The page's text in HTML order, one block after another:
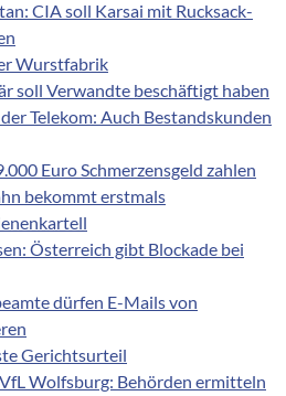
CIA soll Karsai mit Rucksack-
Wurstfabrik
soll Verwandte beschäftigt haben
Telekom: Auch Bestandskunden
Euro Schmerzensgeld zahlen
bekommt erstmals
Österreich gibt Blockade bei
dürfen E-Mails von
Gerichtsurteil
Wolfsburg: Behörden ermitteln